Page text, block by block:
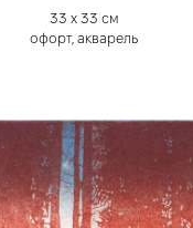
33 х 33 см
офорт, акварель